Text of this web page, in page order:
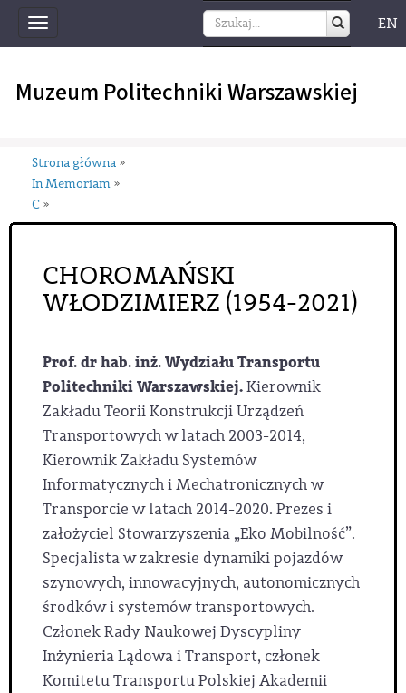
Toggle
navigation
EN
Muzeum Politechniki Warszawskiej
Strona główna »
In Memoriam »
C »
CHOROMAŃSKI
WŁODZIMIERZ (1954-2021)
Prof. dr hab. inż. Wydziału Transportu
Politechniki Warszawskiej.Kierownik
Zakładu Teorii Konstrukcji Urządzeń
Transportowych w latach 2003-2014,
Kierownik Zakładu Systemów
Informatycznych i Mechatronicznych w
Transporcie w latach 2014-2020. Prezes i
założyciel Stowarzyszenia „Eko Mobilność”.
Specjalista w zakresie dynamiki pojazdów
szynowych, innowacyjnych, autonomicznych
środków i systemów transportowych.
Członek Rady Naukowej Dyscypliny
Inżynieria Lądowa i Transport, członek
Komitetu Transportu Polskiej Akademii